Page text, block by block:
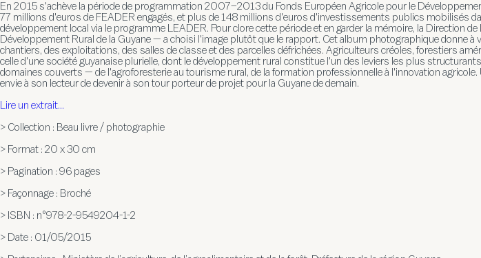
En 2015 s'achève la période de programmation 2007–2013 du Fonds Européen Agricole pour le
77 millions d'euros de FEADER engagés, et plus de 148 millions d'euros d'investissements publics mobilisés
développement local via le programme LEADER. Pour clore cette période et en garder la mémoire, la Direction
Développement Rural de la Guyane — a choisi l'image plutôt que le rapport. Cet album photographique donne
chantiers, des exploitations, des salles de classe et des parcelles défrichées. Agriculteurs créoles, forestiers
celle d'une société guyanaise plurielle, dont le développement rural constitue l'un des leviers les plus
domaines couverts — de l'agroforesterie au tourisme rural, de la formation professionnelle à l'innovation
envie à son lecteur de devenir à son tour porteur de projet pour la Guyane de demain.
Lire un extrait...
> Collection : Beau livre / photographie
> Format : 20 x 30 cm
> Pagination : 96 pages
> Façonnage : Broché
> ISBN : n°978-2-9549204-1-2
> Date : 01/05/2015